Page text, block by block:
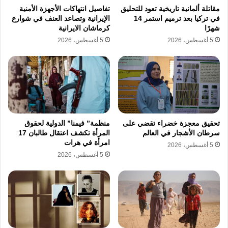
مشاريع الإسكان غير المخطط لها والتي تفتقر
لمصادر مياه مستدامة. وتواجه العاصمة الإيرانية
طهران مخاطر الهبوط الأرضي في بعض مناطقها
الشرقية نتيجة انضغاط الطبقات الطينية الناجم عن
سحب المياه بشكل مفرط. وتبذل الجهات المعنية
جهوداً تفتقر للفعالية في ظل استمرار نمو الكثافة
السكانية في مناطق تفتقر إلى خزانات جوفية
طبيعية ومستقرة.
تعيش السدود الكبرى مثل سد لار وسد لتيان وسد
ماملو وسد أميركبير وسد طالقان حالة من التراجع
التاريخي في الواردات المائية. وتكشف البيانات أن
هذه السدود اقتربت من مرحلة الحجم الميت مما
مقاتلة ألمانية تاريخية تعود للتحليق
في تركيا بعد ترميم استمر 14
شهرًا
5 أغسطس، 2026
تفاصيل انتهاكات الأجهزة الأمنية
الإيرانية وتصاعد العنف في شوارع
كرماشان الايرانية
5 أغسطس، 2026
تحقيق معجزة خضراء تقضي على
سرطان الأشجار في العالم
5 أغسطس، 2026
منظمة” فيمنا” الدولية لحقوق
المرأة تكشف اعتقال طالبان 17
امرأة في هرات
5 أغسطس، 2026